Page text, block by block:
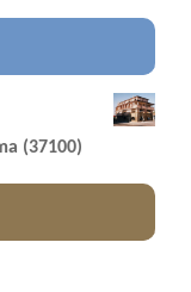
(37100)